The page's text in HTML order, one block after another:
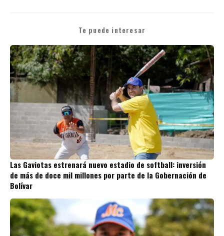
Te puede interesar
Las Gaviotas estrenará nuevo estadio de softball: inversión
de más de doce mil millones por parte de la Gobernación de
Bolívar